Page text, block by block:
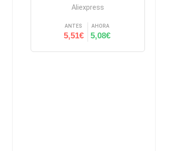
Aliexpress
ANTES
5,51€
AHORA
5,08€